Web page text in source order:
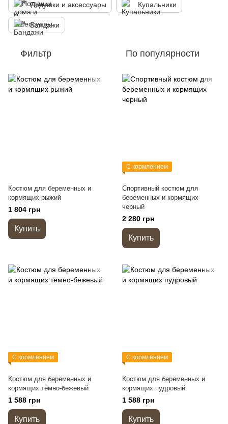
Подушки и аксессуары Купальники
Бандажи
Фильтр По популярности
Костюм для беременных и
кормящих рыжий
1 804 грн
Купить
С кормлением
Спортивный костюм для
беременных и кормящих
черный
2 280 грн
Купить
С кормлением
Костюм для беременных и
кормящих тёмно-бежевый
1 588 грн
Купить
С кормлением
Костюм для беременных и
кормящих пудровый
1 588 грн
Купить